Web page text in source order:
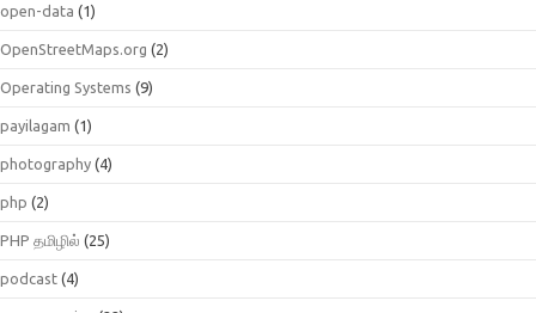
open-data (1)
OpenStreetMaps.org (2)
Operating Systems (9)
payilagam (1)
photography (4)
php (2)
PHP தமிழில் (25)
podcast (4)